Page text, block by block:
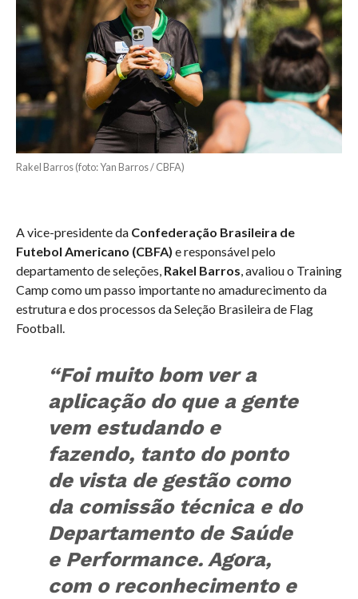
Rakel Barros (foto: Yan Barros / CBFA)
A vice-presidente da Confederação Brasileira de
Futebol Americano (CBFA) e responsável pelo
departamento de seleções, Rakel Barros, avaliou o Training
Camp como um passo importante no amadurecimento da
estrutura e dos processos da Seleção Brasileira de Flag
Football.
“Foi muito bom ver a
aplicação do que a gente
vem estudando e
fazendo, tanto do ponto
de vista de gestão como
da comissão técnica e do
Departamento de Saúde
e Performance. Agora,
com o reconhecimento e